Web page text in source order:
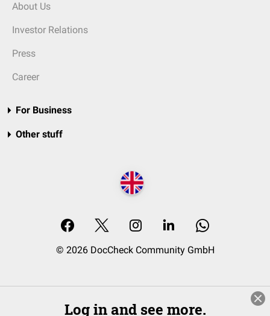
About Us
Investor Relations
Press
Career
For Business
Other stuff
© 2026 DocCheck Community GmbH
Log in and see more.